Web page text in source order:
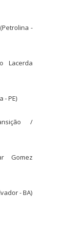
-
Lacerda
- PE)
/
Gomez
- BA)